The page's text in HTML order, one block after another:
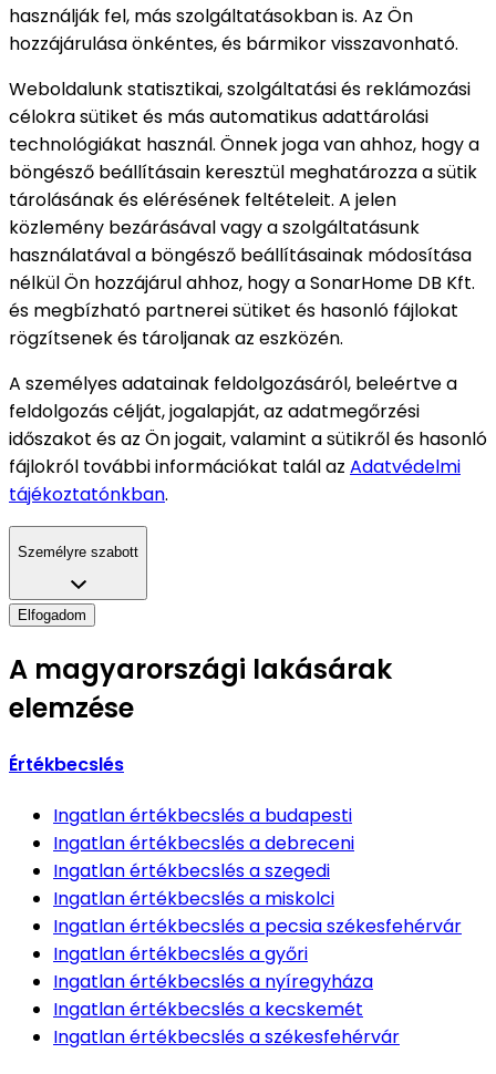
használják fel, más szolgáltatásokban is. Az Ön
hozzájárulása önkéntes, és bármikor visszavonható.
Weboldalunk statisztikai, szolgáltatási és reklámozási
célokra sütiket és más automatikus adattárolási
technológiákat használ. Önnek joga van ahhoz, hogy a
böngésző beállításain keresztül meghatározza a sütik
tárolásának és elérésének feltételeit. A jelen
közlemény bezárásával vagy a szolgáltatásunk
használatával a böngésző beállításainak módosítása
nélkül Ön hozzájárul ahhoz, hogy a SonarHome DB Kft.
és megbízható partnerei sütiket és hasonló fájlokat
rögzítsenek és tároljanak az eszközén.
A személyes adatainak feldolgozásáról, beleértve a
feldolgozás célját, jogalapját, az adatmegőrzési
időszakot és az Ön jogait, valamint a sütikről és hasonló
fájlokról további információkat talál az Adatvédelmi
tájékoztatónkban.
Személyre szabott
Elfogadom
A magyarországi lakásárak
elemzése
Értékbecslés
Ingatlan értékbecslésa budapesti
Ingatlan értékbecslésa debreceni
Ingatlan értékbecslésa szegedi
Ingatlan értékbecslésa miskolci
Ingatlan értékbecslésa pecsia székesfehérvár
Ingatlan értékbecslésa győri
Ingatlan értékbecslésa nyíregyháza
Ingatlan értékbecslésa kecskemét
Ingatlan értékbecslésa székesfehérvár